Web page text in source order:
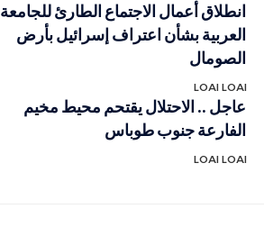
انطلاق أعمال الاجتماع الطارئ للجامعة
العربية بشأن اعتراف إسرائيل بأرض
الصومال
LOAI LOAI
عاجل .. الاحتلال يقتحم محيط مخيم
الفارعة جنوب طوباس
LOAI LOAI